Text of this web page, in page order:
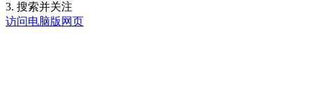
3. 搜索并关注
访问电脑版网页